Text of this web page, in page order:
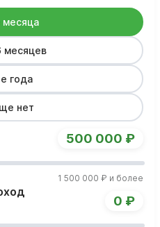
месяца
месяцев
года
нет
1 500 000 ₽ и более
500 000 ₽
0 ₽